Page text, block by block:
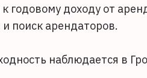
годовому доходу от
поиск арендаторов.
наблюдается в